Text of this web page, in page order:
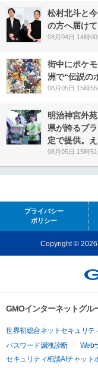
松村北斗と
の方へ届けて
08月04日 14時00
街中にポケ
洲で“伝説の
08月05日 15時55
明治神宮外
県が誇るブ
定で提供。
08月05日 15時51
プライバシー
ポリシー
Copyright © 2026
GMOインターネットグル
世界初総合ネットセキュリテ
パスワード漏洩診断
Web
セキュリティ相談AIチャット